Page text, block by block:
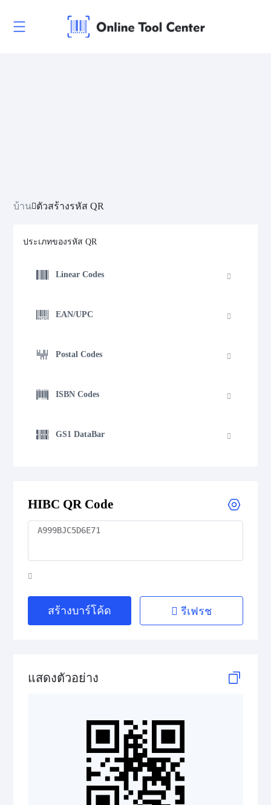
บ้าน ตัวสร้างรหัส QR
ประเภทของรหัส QR
Linear Codes
EAN/UPC
Postal Codes
ISBN Codes
GS1 DataBar
HIBC Code 128
HIBC MicroPDF417
HIBC PDF417
HIBC QR Code
HIBC QR Code
สร้างบาร์โค้ด รีเฟรช
แสดงตัวอย่าง